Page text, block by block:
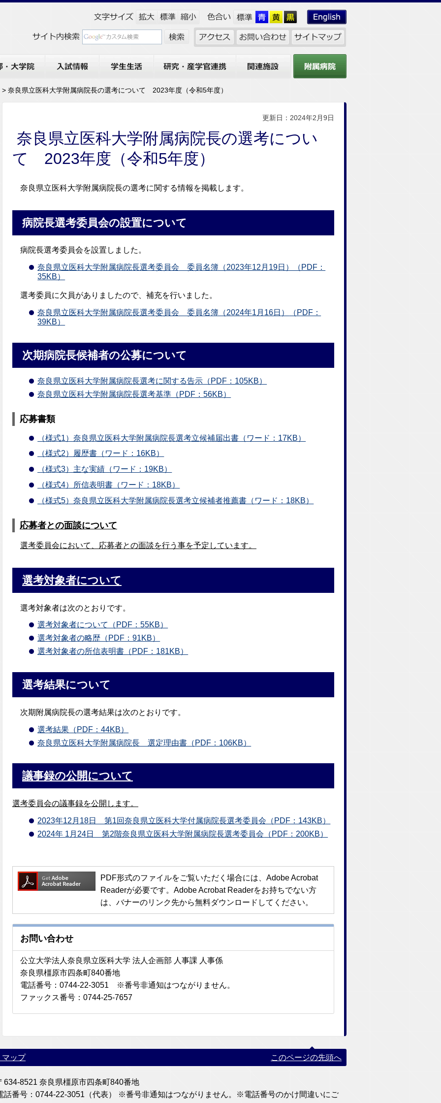
> 奈良県立医科大学附属病院長の選考について 2023年度（令和5年度）
更新日：2024年2月9日
奈良県立医科大学附属病院長の選考につい
て 2023年度（令和5年度）
奈良県立医科大学附属病院長の選考に関する情報を掲載します。
病院長選考委員会の設置について
病院長選考委員会を設置しました。
奈良県立医科大学附属病院長選考委員会 委員名簿（2023年12月19日）（PDF：
35KB）
選考委員に欠員がありましたので、補充を行いました。
奈良県立医科大学附属病院長選考委員会 委員名簿（2024年1月16日）
（PDF：
39KB）
次期病院長候補者の公募について
奈良県立医科大学附属病院長選考に関する告示（PDF：105KB）
奈良県立医科大学附属病院長選考基準（PDF：56KB）
応募書類
（様式1）奈良県立医科大学附属病院長選考立候補届出書（ワード：17KB）
（様式2）履歴書（ワード：16KB）
（様式3）主な実績（ワード：19KB）
（様式4）所信表明書（ワード：18KB）
（様式5）奈良県立医科大学附属病院長選考立候補者推薦書（ワード：18KB）
応募者との面談について
選考委員会において、応募者との面談を行う事を予定しています。
選考対象者について
選考対象者は次のとおりです。
選考対象者について（PDF：55KB）
選考対象者の略歴（PDF：91KB）
選考対象者の所信表明書（PDF：181KB）
選考結果について
次期附属病院長の選考結果は次のとおりです。
選考結果（PDF：44KB）
奈良県立医科大学附属病院長 選定理由書（PDF：106KB）
議事録の公開について
選考委員会の議事録を公開します。
2023年12月18日 第1回奈良県立医科大学付属病院長選考委員会（PDF：143KB）
2024年 1月24日 第2階奈良県立医科大学附属病院長選考委員会 （PDF：200KB）
PDF形式のファイルをご覧いただく場合には、Adobe Acrobat
Readerが必要です。Adobe Acrobat Readerをお持ちでない方
は、バナーのリンク先から無料ダウンロードしてください。
お問い合わせ
公立大学法人奈良県立医科大学 法人企画部 人事課 人事係
奈良県橿原市四条町840番地
電話番号：0744-22-3051 ※番号非通知はつながりません。
ファックス番号：0744-25-7657
マップ このページの先頭へ
634-8521 奈良県橿原市四条町840番地
話番号：0744-22-3051（代表） ※番号非通知はつながりません。※電話番号のかけ間違いにご